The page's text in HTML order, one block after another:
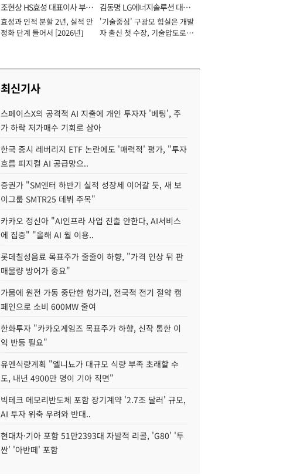
조현상 HS효성 대표이사 부회
장
효성과 인적 분할 2년, 실적 안
정화 단계 들어서 [2026년]
김동명 LG에너지솔루션 대표
이사 사장
'기술중심' 구광모 힘실은 개발
자 출신 첫 수장, 기술압도로
최신기사
스페이스X의 공격적 AI 지출에 개인 투자자 '베팅', 주
가 하락 저가매수 기회로 삼아
한국 증시 레버리지 ETF 논란에도 '매력적' 평가, "투자
흐름 피지컬 AI 공급망으..
증권가 "SM엔터 하반기 실적 성장세 이어갈 듯, 새 보
이그룹 SMTR25 데뷔 주목"
카카오 정신아 "AI인프라 사업 진출 안한다, AI서비스
에 집중" "올해 AI 월 이용..
롯데칠성음료 목표주가 줄줄이 하향, "가격 인상 뒤 판
매물량 방어가 중요"
가뭄에 원전 가동 중단한 헝가리, 전국적 전기 절약 캠
페인으로 소비 600MW 줄여
한화투자 "카카오게임즈 목표주가 하향, 신작 통한 이
익 반등 필요"
유엔식량계획 "엘니뇨가 대규모 식량 부족 초래할 수
도, 내년 4900만 명이 기아 직면"
빅테크 메모리반도체 포함 장기계약 '2.7조 달러' 규모,
AI 투자 위축 우려와 반대..
현대차·기아 포함 51만2393대 자발적 리콜, 'G80' '투
싼' '아반떼' 포함